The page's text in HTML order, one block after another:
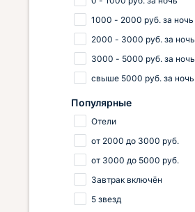
1000 - 2000 руб. за ночь
2000 - 3000 руб. за ночь
3000 - 5000 руб. за ночь
свыше 5000 руб. за ночь
Популярные
Отели
от 2000 до 3000 руб.
от 3000 до 5000 руб.
Завтрак включён
5 звезд